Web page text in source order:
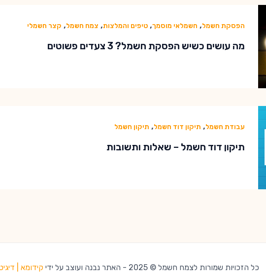
הפסקת חשמל, חשמלאי מוסמך, טיפים והמלצות, צמח חשמל, קצר חשמלי
מה עושים כשיש הפסקת חשמל? 3 צעדים פשוטים
עבודת חשמל, תיקון דוד חשמל, תיקון חשמל
תיקון דוד חשמל – שאלות ותשובות
כל הזכויות שמורות לצמח חשמל © 2025 - האתר נבנה ועוצב על ידי קידומא |